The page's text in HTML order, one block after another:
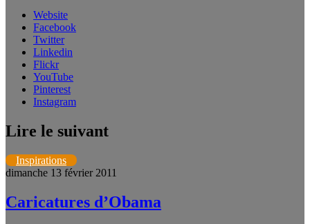
Website
Facebook
Twitter
Linkedin
Flickr
YouTube
Pinterest
Instagram
Lire le suivant
Inspirations
dimanche 13 février 2011
Caricatures d’Obama